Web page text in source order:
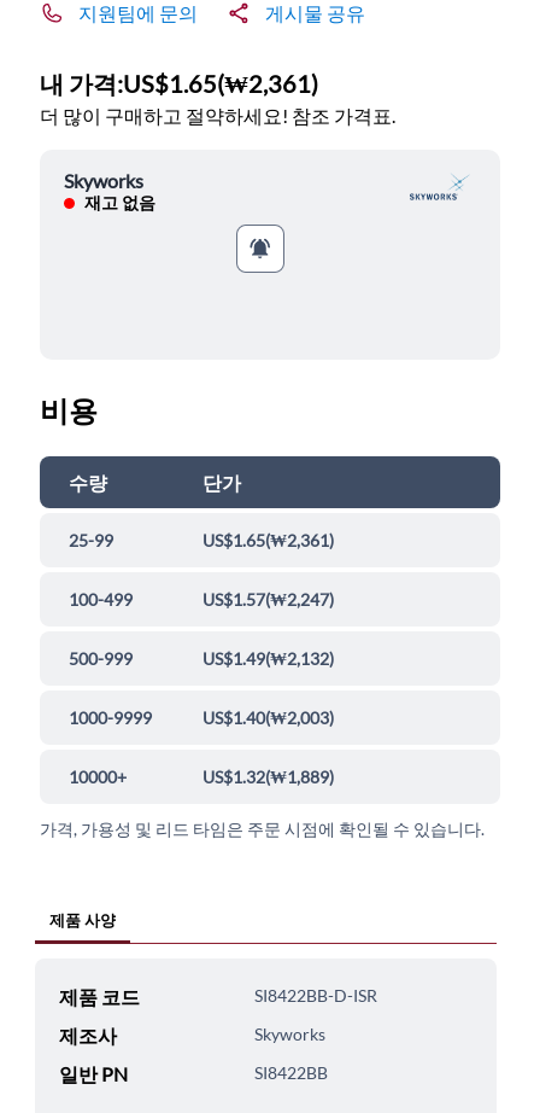
지원팀에 문의 게시물 공유
내 가격:US$1.65(₩2,361)
더 많이 구매하고 절약하세요! 참조 가격표.
Skyworks
재고 없음
비용
수량 단가
25-99 US$1.65(₩2,361)
100-499 US$1.57(₩2,247)
500-999 US$1.49(₩2,132)
1000-9999 US$1.40(₩2,003)
10000+ US$1.32(₩1,889)
가격, 가용성 및 리드 타임은 주문 시점에 확인될 수 있습니다.
제품 사양
제품 코드 SI8422BB-D-ISR
제조사 Skyworks
일반 PN SI8422BB